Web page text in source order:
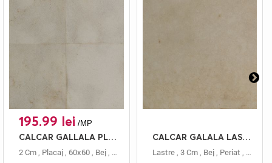
195.99 lei /MP
CALCAR GALLALA PLACAJ 60X60 2 BUCIARDAT
2 Cm, Placaj, 60x60, Bej, Calcar Gallala,Buciardat
CALCAR GALALA LASTRE 3 PERIAT
Lastre, 3 Cm, Bej, Periat , Calcar